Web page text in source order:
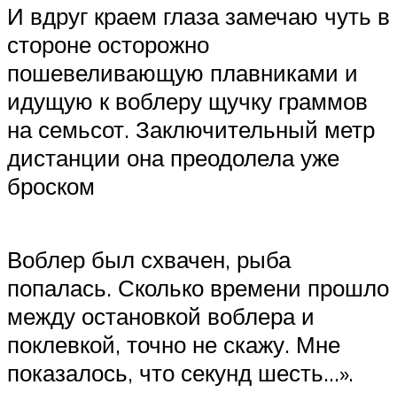
И вдруг краем глаза замечаю чуть в
стороне осторожно
пошевеливающую плавниками и
идущую к воблеру щучку граммов
на семьсот. Заключительный метр
дистанции она преодолела уже
броском
Воблер был схвачен, рыба
попалась. Сколько времени прошло
между остановкой воблера и
поклевкой, точно не скажу. Мне
показалось, что секунд шесть…».